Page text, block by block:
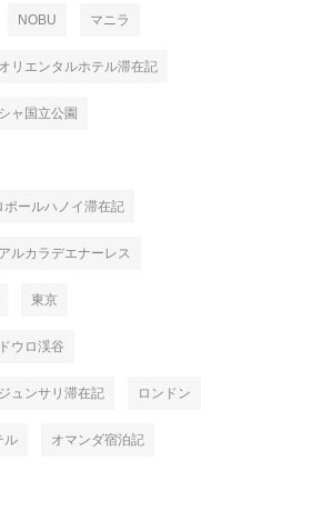
NOBU マニラ
リエンタルホテル滞在記
ャ国立公園
ールハノイ滞在記
アルカラデエナーレス
東京
ドウロ渓谷
ュンサリ滞在記 ロンドン
ル オマンダ宿泊記